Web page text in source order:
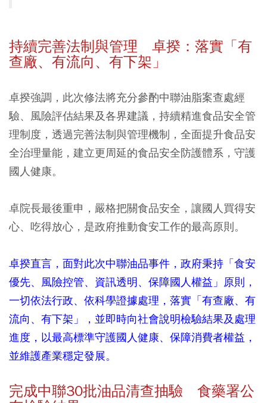
持續完善法制與管理 卓揆：落實「有
查廠、有流向、有下架」
卓揆強調，此次修法將充分參酌中聯油脂案查處經
驗、風險評估結果及各界建議，持續精進食品安全管
理制度，透過完善法制與管理機制，全面提升食品安
全治理量能，建立更周延的食品安全防護體系，守護
國人健康。
卓院長最後重申，嚴格把關食品安全，讓國人買得安
心、吃得放心，是政府推動食安工作的最高原則。
卓揆直言，面對此次中聯油品事件，政府秉持「食安
優先、風險控管、資訊透明、保障國人權益」原則，
一切依法行政、依科學證據處理，落實「有查廠、有
流向、有下架」，並即時向社會說明檢驗結果及處理
進度，以最高標準守護國人健康、保障消費者權益，
並維護產業穩定發展。
完成中聯30批油品清查抽驗 食藥署公